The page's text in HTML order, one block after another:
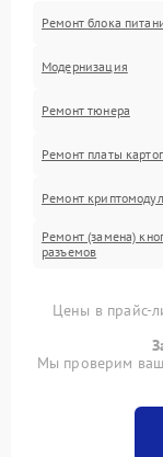
Ремонт блока
Модернизация
Ремонт тюнера
Ремонт платы
Ремонт
Ремонт (замена)
разъемов
Цены в прайс-
Мы проверим